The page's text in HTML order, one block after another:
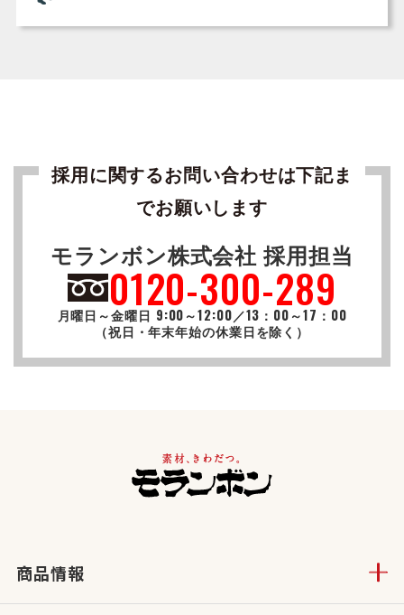
採用に関するお問い合わせは下記ま
でお願いします
モランボン株式会社 採用担当
0120-300-289
月曜日～金曜日 9:00～12:00／13：00～17：00
（祝日・年末年始の休業日を除く）
商品情報